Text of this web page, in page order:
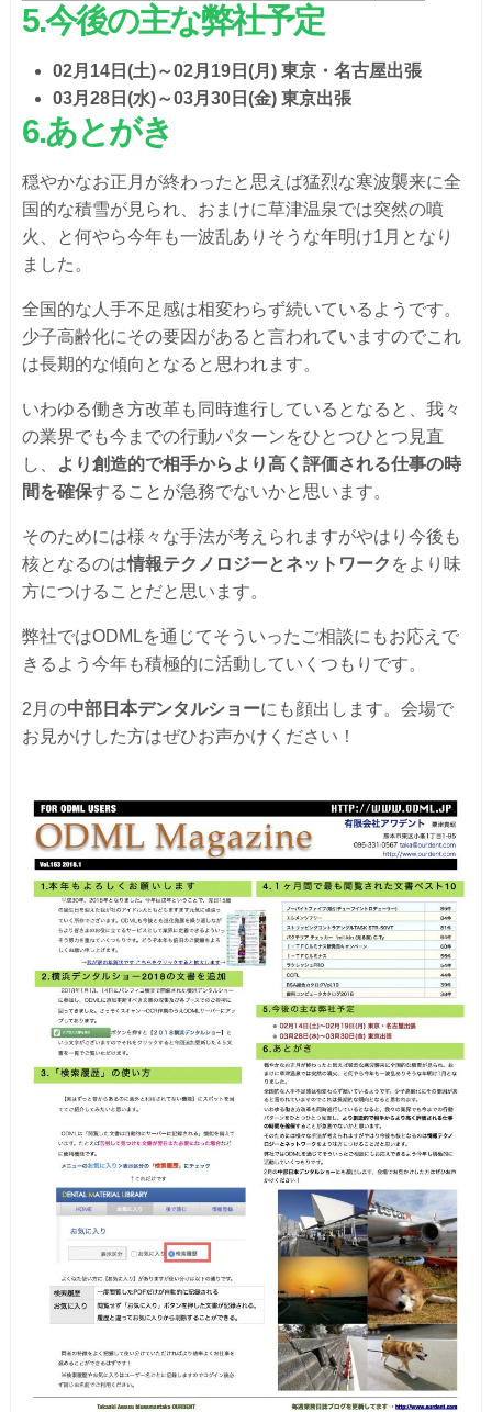
5.今後の主な弊社予定
02月14日(土)～02月19日(月) 東京・名古屋出張
03月28日(水)～03月30日(金) 東京出張
6.あとがき
穏やかなお正月が終わったと思えば猛烈な寒波襲来に全
国的な積雪が見られ、おまけに草津温泉では突然の噴
火、と何やら今年も一波乱ありそうな年明け1月となり
ました。
全国的な人手不足感は相変わらず続いているようです。
少子高齢化にその要因があると言われていますのでこれ
は長期的な傾向となると思われます。
いわゆる働き方改革も同時進行しているとなると、我々
の業界でも今までの行動パターンをひとつひとつ見直
し、
より創造的で相手からより高く評価される仕事の時
間を確保することが急務でないかと思います。
そのためには様々な手法が考えられますがやはり今後も
核となるのは情報テクノロジーとネットワーク をより味
方につけることだと思います。
弊社ではODMLを通じてそういったご相談にもお応えで
きるよう今年も積極的に活動していくつもりです。
2月の中部日本デンタルショーにも顔出します。会場で
お見かけした方はぜひお声かけください！